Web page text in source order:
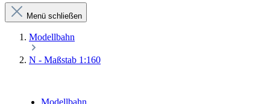
Menü schließen
Modellbahn
N - Maßstab 1:160
Modellbahn